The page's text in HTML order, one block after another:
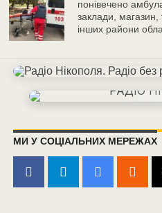
понівечено
заклади,
інших райони
МИ У СОЦІАЛЬНИХ МЕРЕЖАХ